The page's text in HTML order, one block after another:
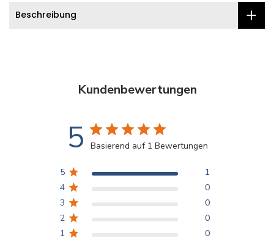
Beschreibung
Kundenbewertungen
5 Basierend auf 1 Bewertungen
5
1
4
0
3
0
2
0
1
0